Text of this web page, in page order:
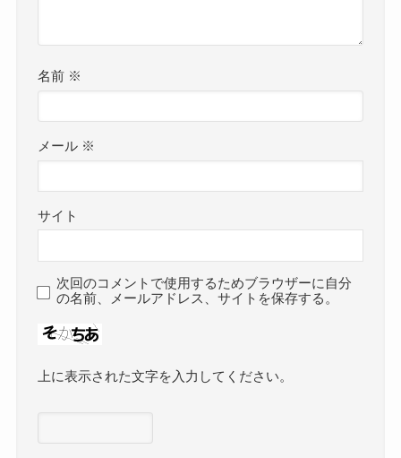
名前 ※
メール ※
サイト
次回のコメントで使用するためブラウザーに自分
の名前、メールアドレス、サイトを保存する。
上に表示された文字を入力してください。